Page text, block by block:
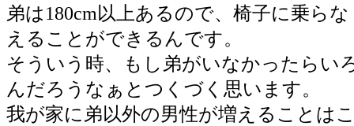
弟は180cm以上あるので、椅子に乗ら
えることができるんです。
そういう時、もし弟がいなかったらい
んだろうなぁとつくづく思います。
我が家に弟以外の男性が増えることは